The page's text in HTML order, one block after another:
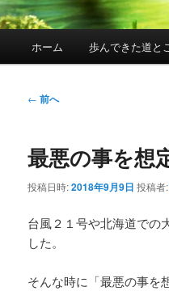
ホーム 歩んできた道と
投
ビ
ー
シ
ョ
ン
← 前へ
最悪の事を想
投稿日時:2018年9月9日 投稿者:
台風２１号や北海道での
した。
そんな時に「最悪の事を